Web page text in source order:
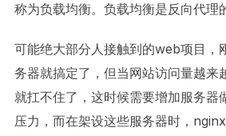
称为负载均衡。负载均衡是反向代理
可能绝大部分人接触到的web项目，
务器就搞定了，但当网站访问量越来
就扛不住了，这时候需要增加服务器
压力，而在架设这些服务器时，